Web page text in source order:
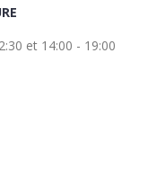
et 14:00 - 19:00